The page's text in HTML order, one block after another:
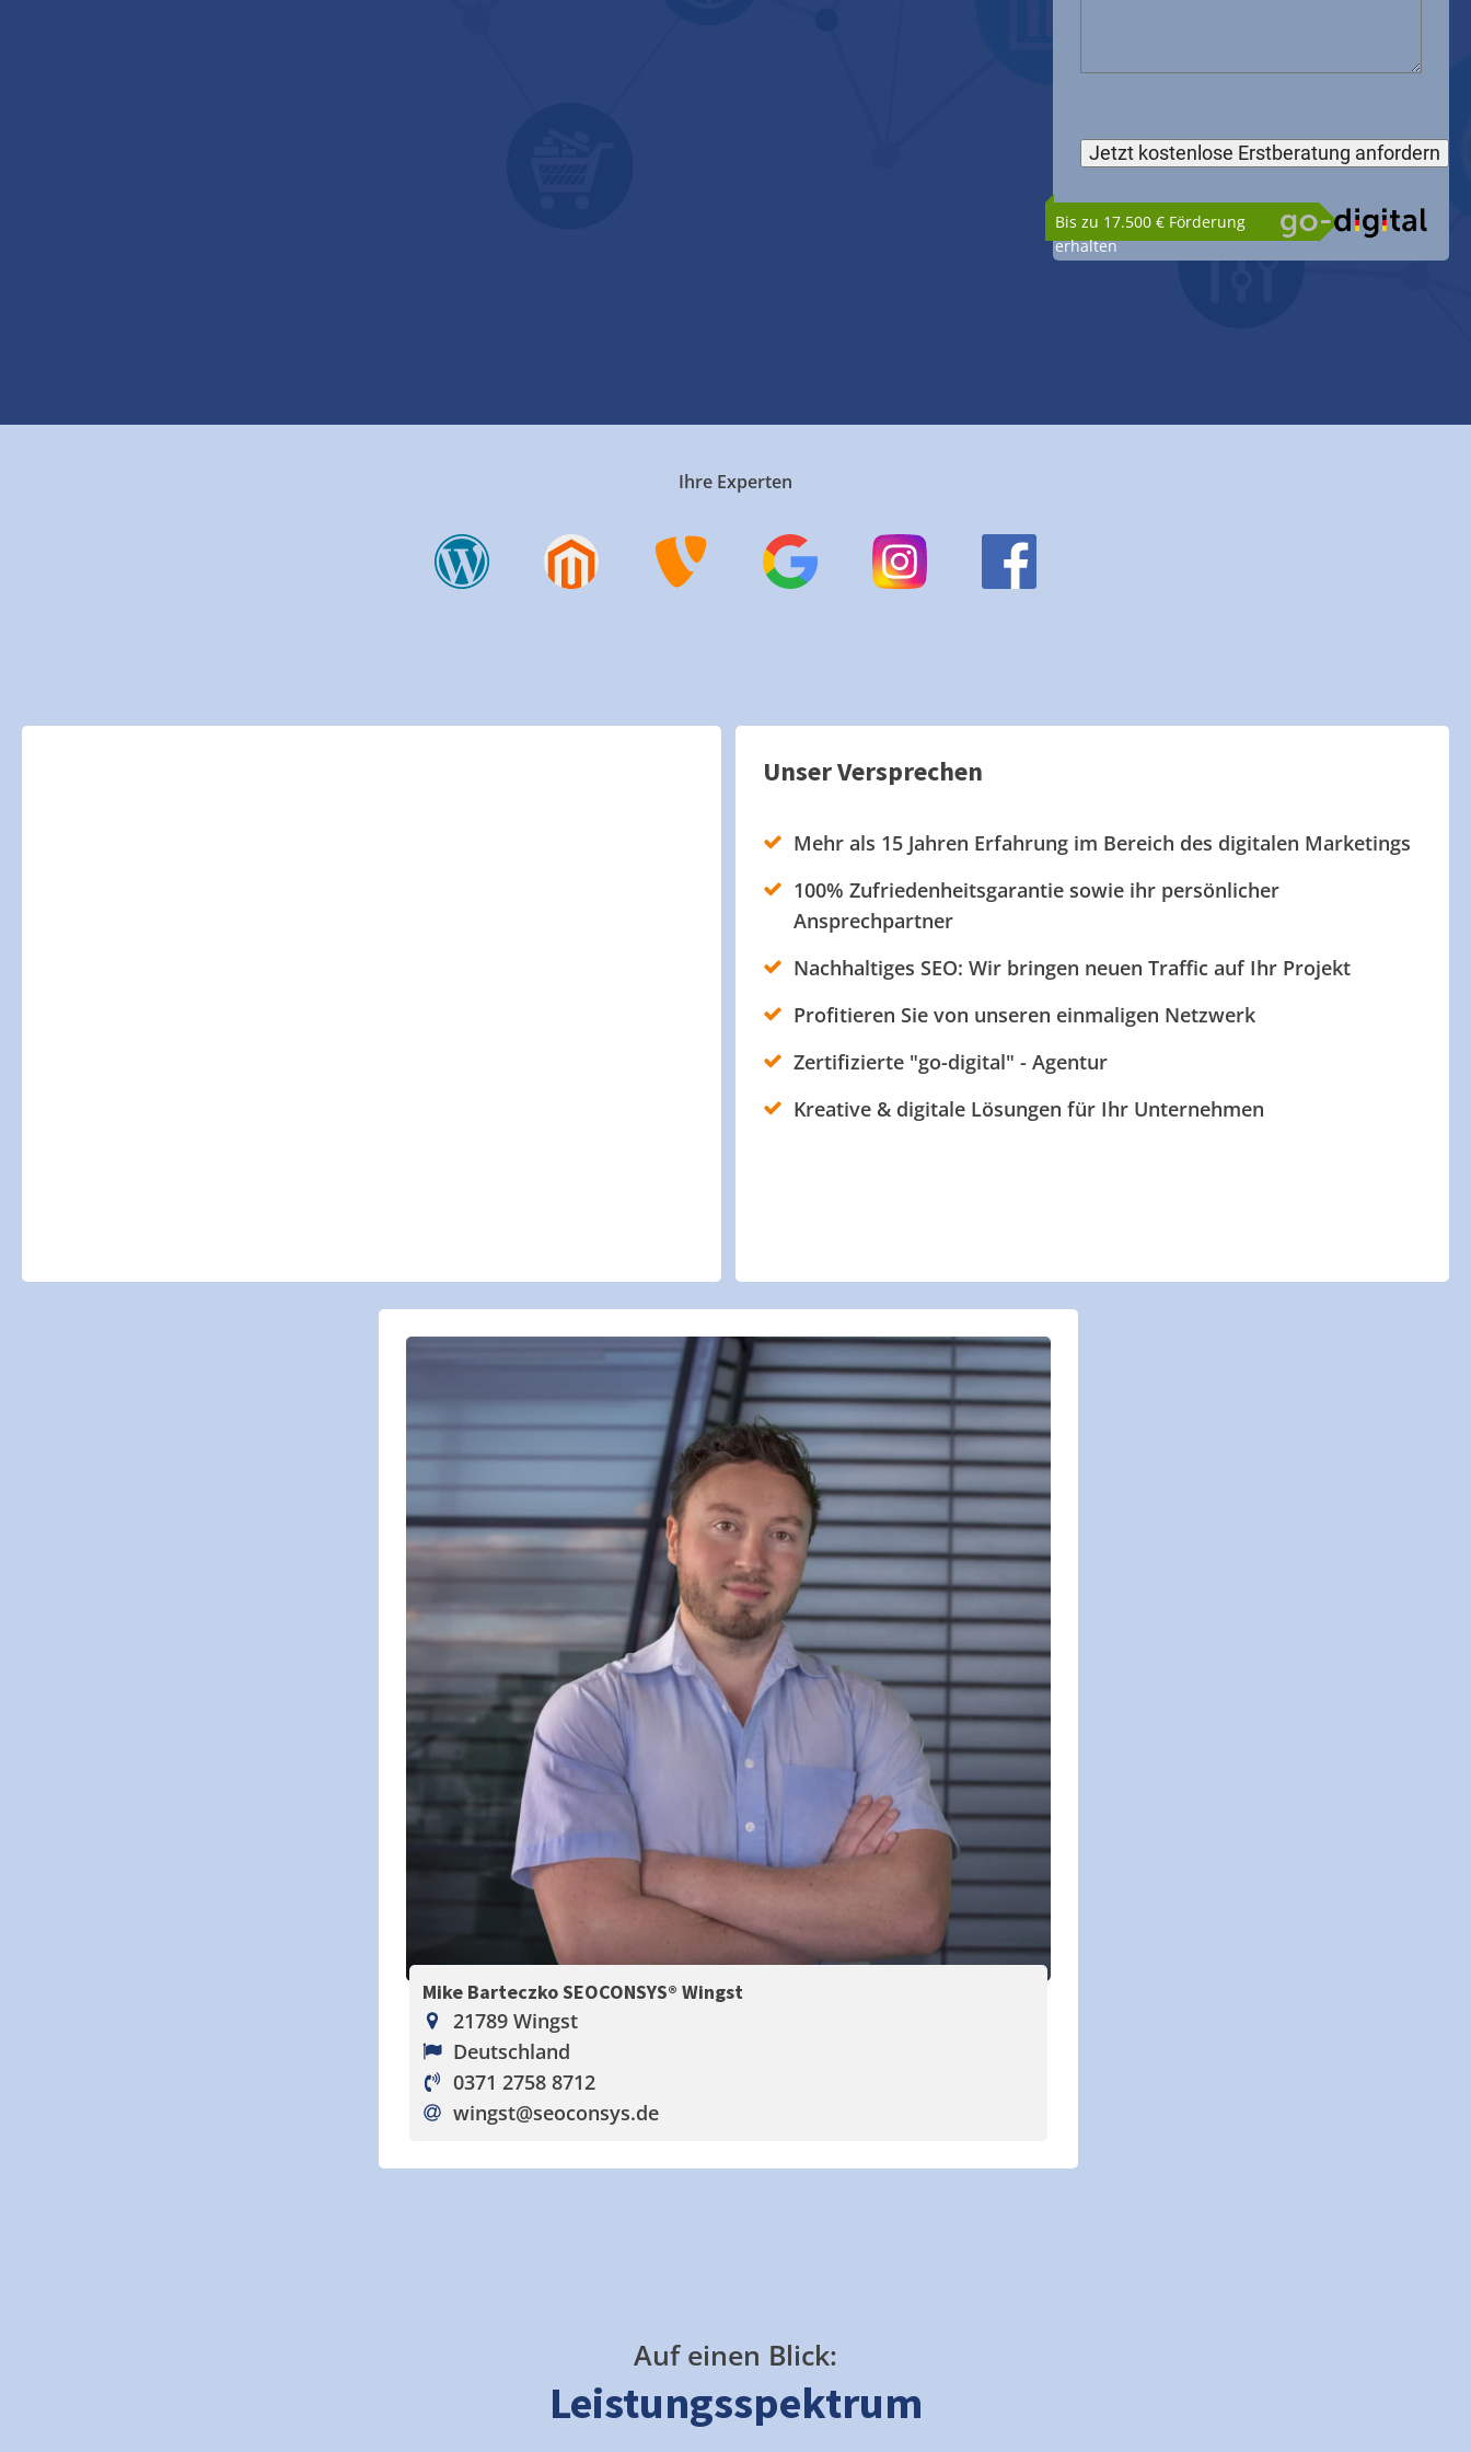
Bis zu 17.500 € Förderung
erhalten
Ihre Experten
Unser Versprechen
Mehr als 15 Jahren Erfahrung im Bereich des digitalen Marketings
100% Zufriedenheitsgarantie sowie ihr persönlicher
Ansprechpartner
Nachhaltiges SEO: Wir bringen neuen Traffic auf Ihr Projekt
Profitieren Sie von unseren einmaligen Netzwerk
Zertifizierte "go-digital" - Agentur
Kreative & digitale Lösungen für Ihr Unternehmen
Mike Barteczko SEOCONSYS® Wingst
21789 Wingst
Deutschland
0371 2758 8712
wingst@seoconsys.de
Auf einen Blick:
Leistungsspektrum